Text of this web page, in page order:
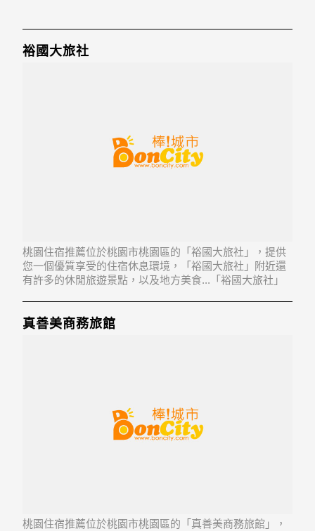
裕國大旅社
桃園住宿推薦位於桃園市桃園區的「裕國大旅社」，提供
您一個優質享受的住宿休息環境，「裕國大旅社」附近還
有許多的休閒旅遊景點，以及地方美食...「裕國大旅社」
真善美商務旅館
桃園住宿推薦位於桃園市桃園區的「真善美商務旅館」，